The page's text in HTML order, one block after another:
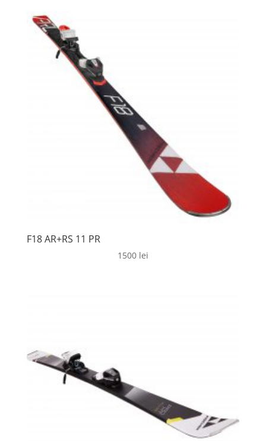
F18 AR+RS 11 PR
1500 lei